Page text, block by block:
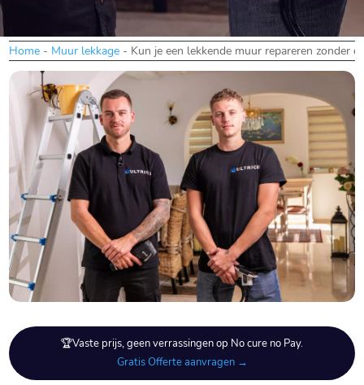
Home - Muur lekkage - Kun je een lekkende muur repareren zonder
🏆Vaste prijs, geen verrassingen op No cure no Pay.
Gratis Offerte aanvragen →